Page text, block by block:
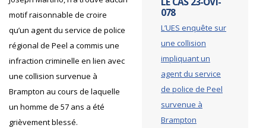
078
L’UES enquête sur
une collision
impliquant un
agent du service
de police de Peel
survenue à
Brampton
motif raisonnable de croire
qu’un agent du service de police
régional de Peel a commis une
infraction criminelle en lien avec
une collision survenue à
Brampton au cours de laquelle
un homme de 57 ans a été
grièvement blessé.